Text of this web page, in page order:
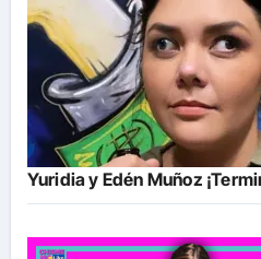
Yuridia y Edén Muñoz